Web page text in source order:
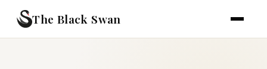
The Black Swan